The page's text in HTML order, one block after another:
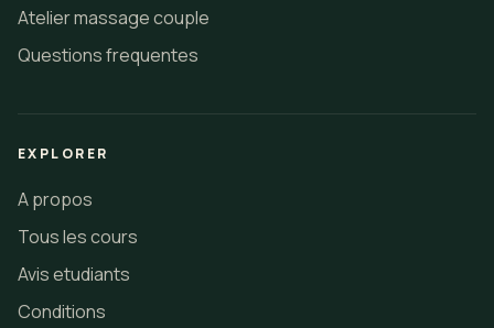
Atelier massage couple
Questions frequentes
EXPLORER
A propos
Tous les cours
Avis etudiants
Conditions